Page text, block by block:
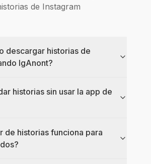
de Instagram
descargar historias de
IgAnont?
historias sin usar la app de
de historias funciona para